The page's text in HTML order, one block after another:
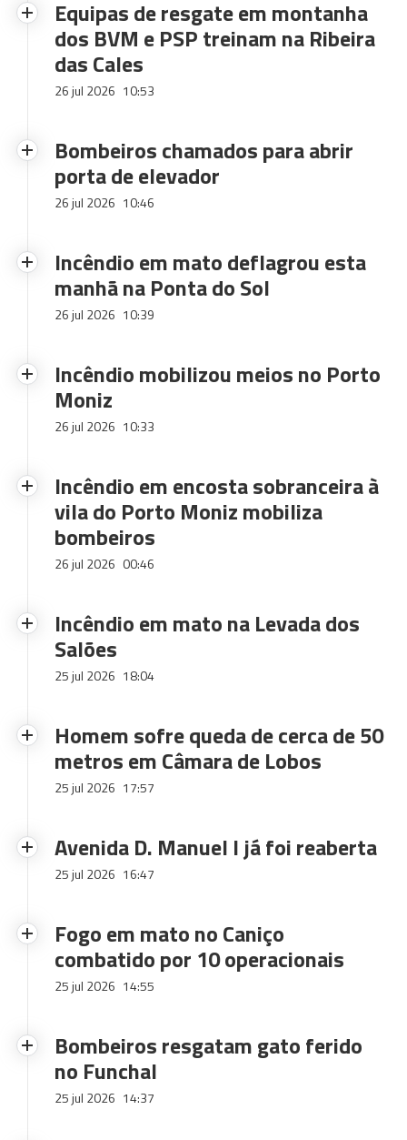
Equipas de resgate em montanha
dos BVM e PSP treinam na Ribeira
das Cales
26 jul 2026 10:53
Bombeiros chamados para abrir
porta de elevador
26 jul 2026 10:46
Incêndio em mato deflagrou esta
manhã na Ponta do Sol
26 jul 2026 10:39
Incêndio mobilizou meios no Porto
Moniz
26 jul 2026 10:33
Incêndio em encosta sobranceira à
vila do Porto Moniz mobiliza
bombeiros
26 jul 2026 00:46
Incêndio em mato na Levada dos
Salões
25 jul 2026 18:04
Homem sofre queda de cerca de 50
metros em Câmara de Lobos
25 jul 2026 17:57
Avenida D. Manuel I já foi reaberta
25 jul 2026 16:47
Fogo em mato no Caniço
combatido por 10 operacionais
25 jul 2026 14:55
Bombeiros resgatam gato ferido
no Funchal
25 jul 2026 14:37